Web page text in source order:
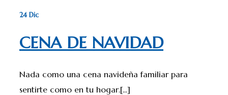
24 Dic
CENA DE NAVIDAD
Nada como una cena navideña familiar para
sentirte como en tu hogar.[...]